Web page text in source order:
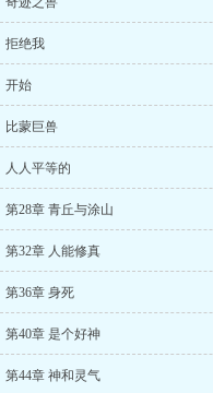
拒绝我
开始
比蒙巨兽
人人平等的
第28章 青丘与涂山
第32章 人能修真
第36章 身死
第40章 是个好神
第44章 神和灵气